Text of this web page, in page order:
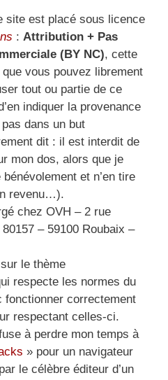
site est placé sous licence
: Attribution + Pas
(BY NC), cette
vous pouvez librement
tout ou partie de ce
indiquer la provenance
dans un but
dit : il est interdit de
mon dos, alors que je
et n’en tire
revenu…).
chez OVH – 2 rue
– 59100 Roubaix –
le thème
respecte les normes du
fonctionner correctement
respectant celles-ci.
à perdre mon temps à
» pour un navigateur
le célèbre éditeur d’un